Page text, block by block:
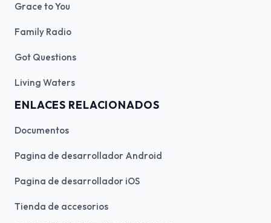
Grace to You
Family Radio
Got Questions
Living Waters
ENLACES RELACIONADOS
Documentos
Pagina de desarrollador Android
Pagina de desarrollador iOS
Tienda de accesorios